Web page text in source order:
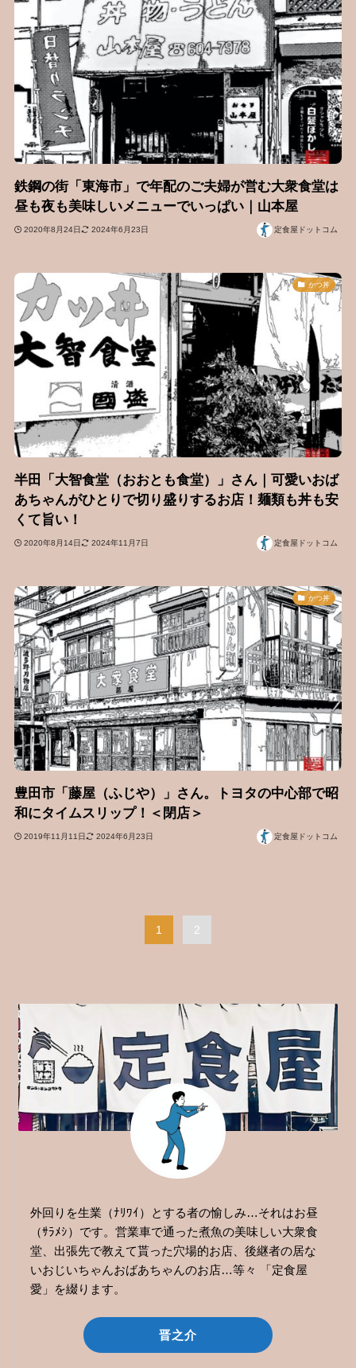
鉄鋼の街「東海市」で年配のご夫婦が営む大衆食堂は
昼も夜も美味しいメニューでいっぱい｜山本屋
2020年8月24日 2024年6月23日 定食屋ドットコム
かつ丼
半田「大智食堂（おおとも食堂）」さん｜可愛いおば
あちゃんがひとりで切り盛りするお店！麺類も丼も安
くて旨い！
2020年8月14日 2024年11月7日 定食屋ドットコム
かつ丼
豊田市「藤屋（ふじや）」さん。トヨタの中心部で昭
和にタイムスリップ！＜閉店＞
2019年11月11日 2024年6月23日 定食屋ドットコム
1 2
外回りを生業（ﾅﾘﾜｲ）とする者の愉しみ…それはお昼
（ｻﾗﾒｼ）です。営業車で通った煮魚の美味しい大衆食
堂、出張先で教えて貰った穴場的お店、後継者の居な
いおじいちゃんおばあちゃんのお店…等々 「定食屋
愛」を綴ります。
晋之介